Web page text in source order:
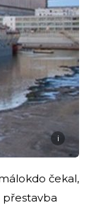
i
čekal,
přestavba